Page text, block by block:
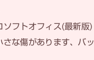
ソフトオフィス(最新版)
さな傷があります、バ